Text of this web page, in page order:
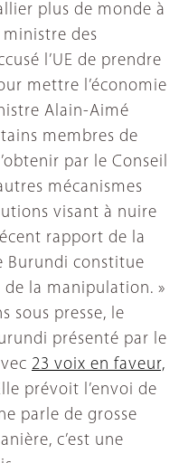
plus de monde à
ministre des
l’UE de prendre
mettre l’économie
Alain-Aimé
membres de
par le Conseil
mécanismes
visant à nuire
rapport de la
Burundi constitue
la manipulation. »
sous presse, le
présenté par le
23 voix en faveur,
prévoit l’envoi de
parle de grosse
c’est une